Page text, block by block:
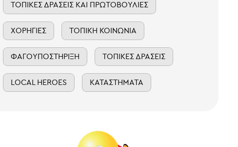
ΤΟΠΙΚΈΣ ΔΡΆΣΕΙΣ ΚΑΙ ΠΡΩΤΟΒΟΥΛΊΕΣ
ΧΟΡΗΓΊΕΣ ΤΟΠΙΚΉ ΚΟΙΝΩΝΊΑ
ΦΑΓΟΥΠΟΣΤΉΡΙΞΗ ΤΟΠΙΚΈΣ ΔΡΆΣΕΙΣ
LOCAL HEROES ΚΑΤΑΣΤΉΜΑΤΑ